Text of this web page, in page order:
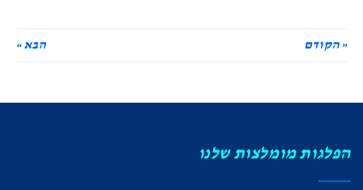
« הקודם הבא »
הפלגות מומלצות שלנו